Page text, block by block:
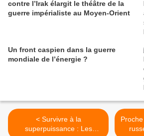
contre l’Irak élargit le théâtre de la
guerre impérialiste au Moyen-Orient
Un front caspien dans la guerre
mondiale de l’énergie ?
< Survivre à la
superpuissance : Les